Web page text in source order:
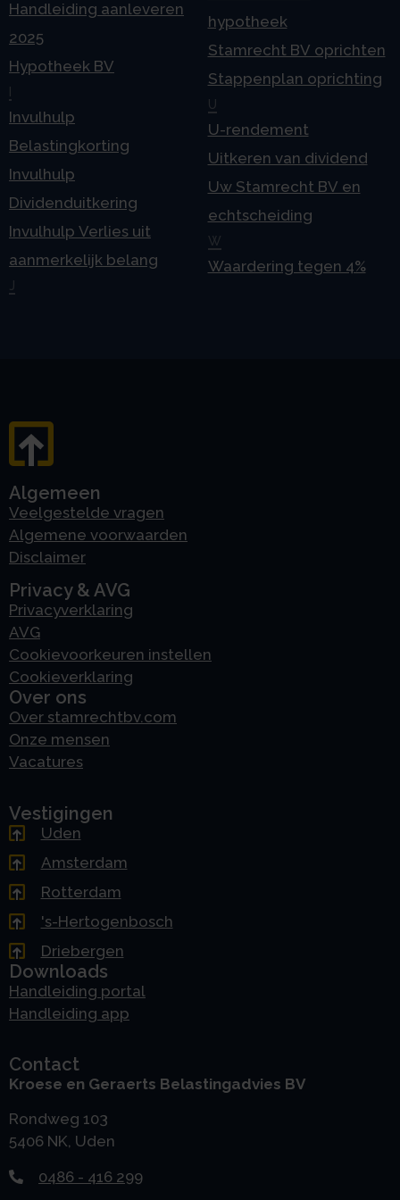
Handleiding aanleveren
2025
Hypotheek BV
Invulhulp
Belastingkorting
Invulhulp
Dividenduitkering
Invulhulp Verlies uit
aanmerkelijk belang
hypotheek
Stamrecht BV oprichten
Stappenplan oprichting
U
U-rendement
Uitkeren van dividend
Uw Stamrecht BV en
echtscheiding
W
Waardering tegen 4%
Algemeen
Veelgestelde vragen
Algemene voorwaarden
Disclaimer
Privacy & AVG
Privacyverklaring
AVG
Cookievoorkeuren instellen
Cookieverklaring
Over ons
Over stamrechtbv.com
Onze mensen
Vacatures
Vestigingen
Uden
Amsterdam
Rotterdam
's-Hertogenbosch
Driebergen
Downloads
Handleiding portal
Handleiding app
Contact
Kroese en Geraerts Belastingadvies BV
Rondweg 103
5406 NK, Uden
0486 - 416 299